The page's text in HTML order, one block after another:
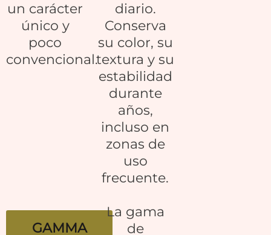
un carácter
único y
poco
convencional.
GAMMA
diario.
Conserva
su color, su
textura y su
estabilidad
durante
años,
incluso en
zonas de
uso
frecuente.
La gama
de